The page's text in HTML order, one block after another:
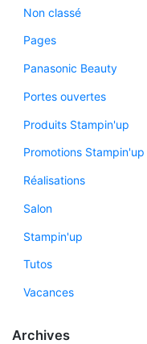
Non classé
Pages
Panasonic Beauty
Portes ouvertes
Produits Stampin'up
Promotions Stampin'up
Réalisations
Salon
Stampin'up
Tutos
Vacances
Archives